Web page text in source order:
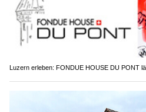
Luzern erleben: FONDUE HOUSE DU PONT